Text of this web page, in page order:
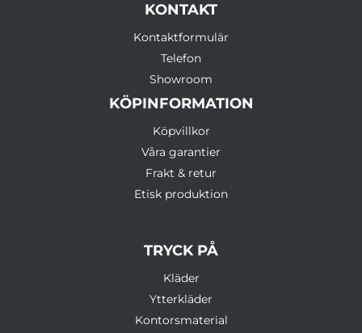
KONTAKT
Kontaktformulär
Telefon
Showroom
KÖPINFORMATION
Köpvillkor
Våra garantier
Frakt & retur
Etisk produktion
TRYCK PÅ
Kläder
Ytterkläder
Kontorsmaterial